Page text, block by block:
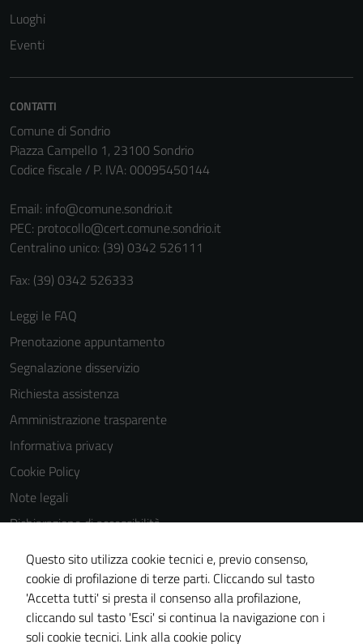
Luoghi
Eventi
CONTATTI
Comune di Sondrio
Piazza Campello 1, 23100 Sondrio
Codice fiscale / P. IVA: 00095450144
Email: info@comune.sondrio.it
PEC: protocollo@cert.comune.sondrio.it
Centralino unico: (39) 0342 526111
Fax: (39) 0342 526333
Leggi le FAQ
Prenotazione appuntamento
Segnalazione disservizio
Richiesta assistenza
Amministrazione trasparente
Informativa privacy
Cookie Policy
Note legali
Dichiarazione di accessibilità
Dichiarazione di accessibilità Servizi
Whistleblowing
Piano di miglioramento del sito
Area riservata
Questo sito utilizza cookie tecnici e, previo consenso,
cookie di profilazione di terze parti. Cliccando sul tasto
'Accetta tutti' si presta il consenso alla profilazione,
cliccando sul tasto 'Esci' si continua la navigazione con i
soli cookie tecnici. Link alla cookie policy
per il
disabilitati.
informazioni